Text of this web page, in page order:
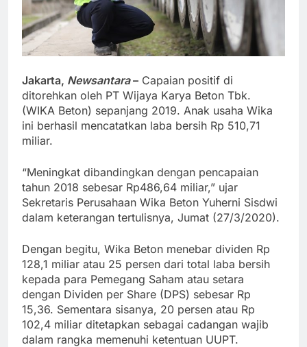
Jakarta, Newsantara– Capaian positif di
ditorehkan oleh PT Wijaya Karya Beton Tbk.
(WIKA Beton) sepanjang 2019. Anak usaha Wika
ini berhasil mencatatkan laba bersih Rp 510,71
miliar.
“Meningkat dibandingkan dengan pencapaian
tahun 2018 sebesar Rp486,64 miliar,” ujar
Sekretaris Perusahaan Wika Beton Yuherni Sisdwi
dalam keterangan tertulisnya, Jumat (27/3/2020).
Dengan begitu, Wika Beton menebar dividen Rp
128,1 miliar atau 25 persen dari total laba bersih
kepada para Pemegang Saham atau setara
dengan Dividen per Share (DPS) sebesar Rp
15,36. Sementara sisanya, 20 persen atau Rp
102,4 miliar ditetapkan sebagai cadangan wajib
dalam rangka memenuhi ketentuan UUPT.